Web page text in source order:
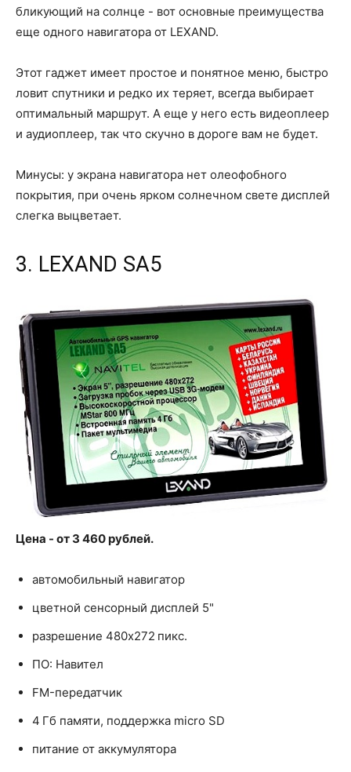
бликующий на солнце - вот основные преимущества
еще одного навигатора от LEXAND.
Этот гаджет имеет простое и понятное меню, быстро
ловит спутники и редко их теряет, всегда выбирает
оптимальный маршрут. А еще у него есть видеоплеер
и аудиоплеер, так что скучно в дороге вам не будет.
Минусы: у экрана навигатора нет олеофобного
покрытия, при очень ярком солнечном свете дисплей
слегка выцветает.
3. LEXAND SA5
Цена - от 3 460 рублей.
автомобильный навигатор
цветной сенсорный дисплей 5"
разрешение 480x272 пикс.
ПО: Навител
FM-передатчик
4 Гб памяти, поддержка micro SD
питание от аккумулятора